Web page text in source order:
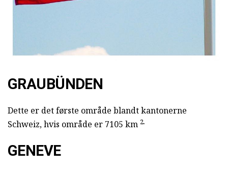
GRAUBÜNDEN
Dette er det første område blandt kantonerne
Schweiz, hvis område er 7105 km 2.
GENEVE